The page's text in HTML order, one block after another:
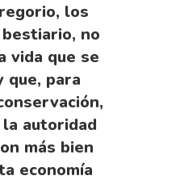
los
no
vida que se
que, para
autoridad
más bien
economía